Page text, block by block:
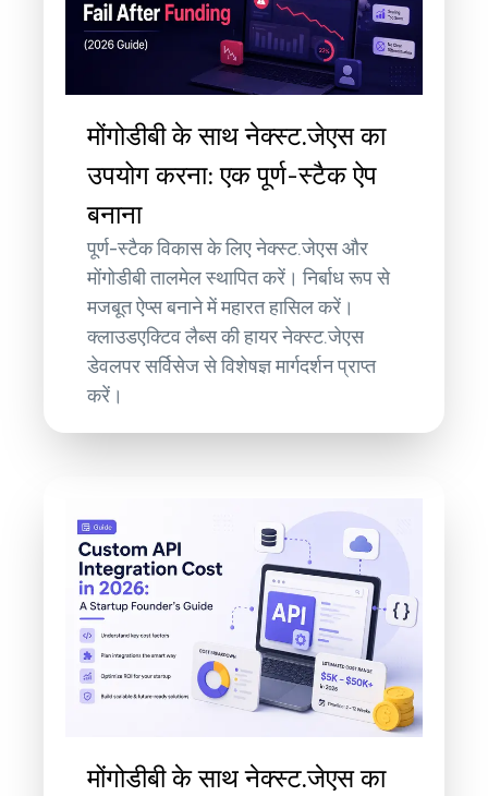
मोंगोडीबी के साथ नेक्स्ट.जेएस का
उपयोग करना: एक पूर्ण-स्टैक ऐप
बनाना
पूर्ण-स्टैक विकास के लिए नेक्स्ट.जेएस और
मोंगोडीबी तालमेल स्थापित करें। निर्बाध रूप से
मजबूत ऐप्स बनाने में महारत हासिल करें।
क्लाउडएक्टिव लैब्स की हायर नेक्स्ट.जेएस
डेवलपर सर्विसेज से विशेषज्ञ मार्गदर्शन प्राप्त
करें।
मोंगोडीबी के साथ नेक्स्ट.जेएस का